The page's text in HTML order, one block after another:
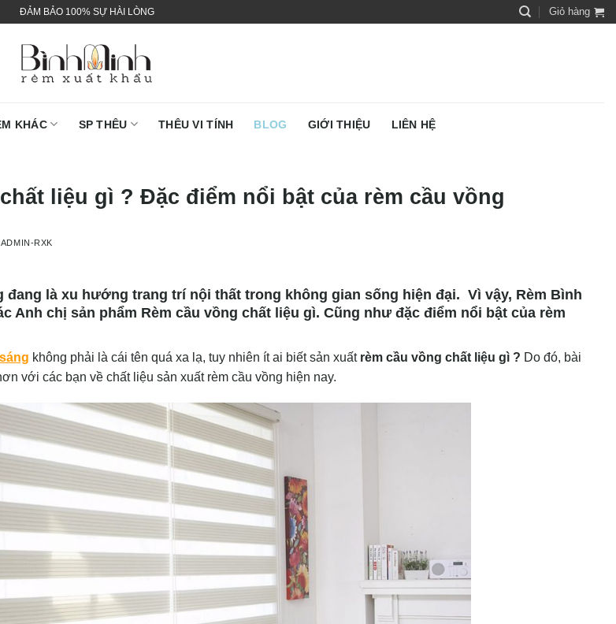
ĐẢM BẢO 100% SỰ HÀI LÒNG Giỏ hàng
KHÁC SP THÊU THÊU VI TÍNH BLOG GIỚI THIỆU LIÊN HỆ
liệu gì ? Đặc điểm nổi bật của rèm cầu vồng
ADMIN-RXK
đang là xu hướng trang trí nội thất trong không gian sống hiện đại. Vì vậy, Rèm Bình
Anh chị sản phẩm Rèm cầu vồng chất liệu gì. Cũng như đặc điểm nổi bật của rèm
không phải là cái tên quá xa lạ, tuy nhiên ít ai biết sản xuất rèm cầu vồng chất liệu gì ? Do đó, bài
với các bạn về chất liệu sản xuất rèm cầu vồng hiện nay.